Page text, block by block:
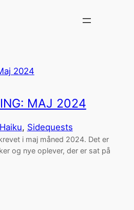
MAJ 2024
Haiku, Sidequests
i maj måned 2024. Det er
og nye oplever, der er sat på